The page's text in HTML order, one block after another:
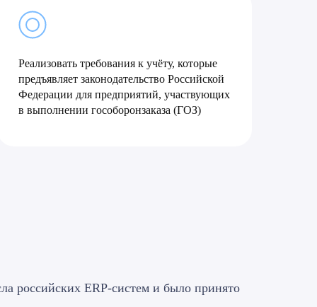
Реализовать требования к учёту, которые
предъявляет законодательство Российской
Федерации для предприятий, участвующих
в выполнении гособоронзаказа (ГОЗ)
российских ERP-систем и было принято